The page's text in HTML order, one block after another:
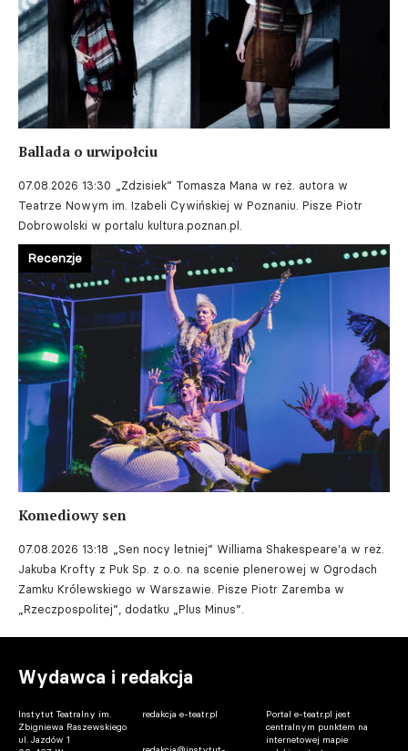
Ballada o urwipołciu
07.08.2026 13:30 „Zdzisiek” Tomasza Mana w reż. autora w
Teatrze Nowym im. Izabeli Cywińskiej w Poznaniu. Pisze Piotr
Dobrowolski w portalu kultura.poznan.pl.
Komediowy sen
07.08.2026 13:18
„Sen nocy letniej” Williama Shakespeare'a w reż.
Jakuba Krofty z Puk Sp. z o.o. na scenie plenerowej w Ogrodach
Zamku Królewskiego w Warszawie. Pisze Piotr Zaremba w
„Rzeczpospolitej”, dodatku „Plus Minus”.
Recenzje
Wydawca i redakcja
Instytut Teatralny im.
Zbigniewa Raszewskiego
ul. Jazdów 1
redakcja e-teatr.pl
Portal e-teatr.pl jest
centralnym punktem na
internetowej mapie